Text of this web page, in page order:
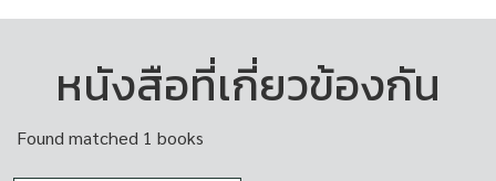
หนังสือที่เกี่ยวข้องกัน
Found matched 1 books